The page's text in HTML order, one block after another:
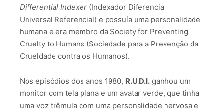
Differential Indexer (Indexador Diferencial
Universal Referencial) e possuía uma personalidade
humana e era membro da Society for Preventing
Cruelty to Humans (Sociedade para a Prevenção da
Crueldade contra os Humanos).
Nos episódios dos anos 1980, R.U.D.I. ganhou um
monitor com tela plana e um avatar verde, que tinha
uma voz trêmula com uma personalidade nervosa e